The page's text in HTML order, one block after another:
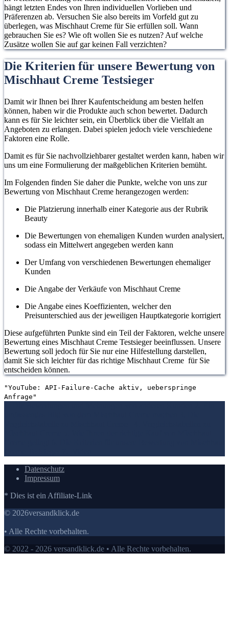
hängt letzten Endes von Ihren individuellen Vorlieben und
Präferenzen ab. Versuchen Sie also bereits im Vorfeld gut zu
überlegen, was Mischhaut Creme für Sie erfüllen soll. Wann
gebrauchen Sie es? Wie oft wollen Sie es nutzen? Auf welche
Zusätze wollen Sie auf gar keinen Fall verzichten?
Die Kriterien für unsere Bewertung von
Mischhaut Creme Testsieger
Damit wir Ihnen bei Ihrer Kaufentscheidung am besten helfen
können, haben wir die Produkte auch schon bewertet. Dadurch
kann es für Sie leichter sein, ein Überblick über die Vielfalt an
Angeboten zu erlangen. Dabei spielen jedoch viele verschiedene
Faktoren eine Rolle.
Damit es für Sie nachvollziehbarer gestaltet werden kann, haben wir
uns um eine Formulierung der maßgeblichen Kriterien bemüht.
Im Folgenden finden Sie daher die Punkte, welche von uns zur
Bewertung von Mischhaut Creme herangezogen werden:
Die Platzierung innerhalb einer Kategorie aus der Rubrik
Beauty
Die Bewertungen von ehemaligen Kunden wurden analysiert,
sodass ein Mittelwert angegeben werden kann
Der Umfang von verschiedenen Bewertungen ehemaliger
Kunden
Die Angabe der Verkäufe von Mischhaut Creme
Die Angabe eines Koeffizienten, welcher den
Preisunterschied aus der jeweiligen Hauptkategorie korrigiert
Diese aufgeführten Punkte sind ein Teil der Faktoren, welche unsere
Bewertung eines Mischhaut Creme Testsieger beeinflussen. Unsere
Bewertung soll jedoch für Sie nur eine Hilfestellung darstellen,
damit Sie sich leichter für das richtige Mischhaut Creme für Sie
entscheiden können.
"YouTube: API-Failure-Cache aktiv, ueberspringe
Anfrage"
Datenschutz
Impressum
* Dies ist ein Affiliate-Link
© 2026versandklick.de
• Alle Rechte vorbehalten.
© 2022 - 2026 versandklick.de • Alle Rechte vorbehalten.